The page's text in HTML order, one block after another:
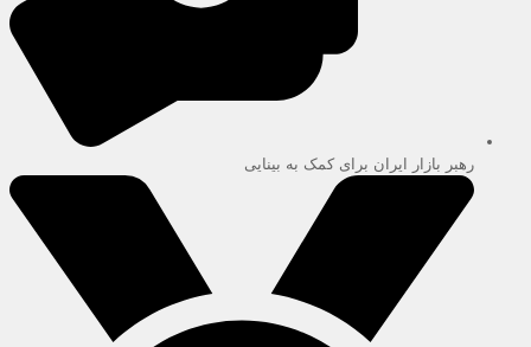
رهبر بازار ایران برای کمک به بینایی